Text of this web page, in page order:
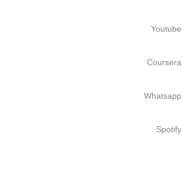
Youtube
Coursera
Whatsapp
Spotify